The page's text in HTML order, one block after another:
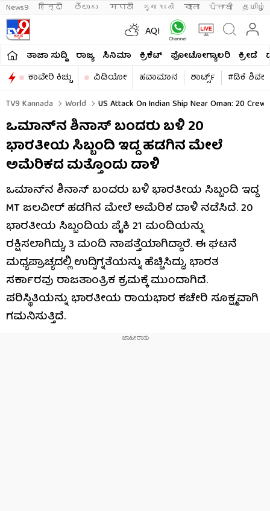
News9 हिन्दी తెలుగు मराठी ગુજરાતી বাংলা ਪੰਜਾਬੀ தமிழ்
AQI
ತಾಜಾ ಸುದ್ದಿ ರಾಜ್ಯ ಸಿನಿಮಾ ಕ್ರಿಕೆಟ್​ ಫೋಟೋಗ್ಯಾಲರಿ ಕ್ರೀಡೆ
ಕಾವೇರಿ ಕಿಚ್ಚು
ವಿಡಿಯೋ ಹವಾಮಾನ ಶಾರ್ಟ್ಸ್​
#ಡಿಕೆ
TV9 Kannada
World US Attack On Indian Ship Near Oman: 20 Crew
ಒಮಾನ್​ನ ಶಿನಾಸ್ ಬಂದರು ಬಳಿ 20
ಭಾರತೀಯ ಸಿಬ್ಬಂದಿ ಇದ್ದ ಹಡಗಿನ ಮೇಲೆ
ಅಮೆರಿಕದ ಮತ್ತೊಂದು ದಾಳಿ
ಒಮಾನ್‌ನ ಶಿನಾಸ್ ಬಂದರು ಬಳಿ ಭಾರತೀಯ ಸಿಬ್ಬಂದಿ ಇದ್ದ
MT ಜಲವೀರ್ ಹಡಗಿನ ಮೇಲೆ ಅಮೆರಿಕ ದಾಳಿ ನಡೆಸಿದೆ. 20
ಭಾರತೀಯ ಸಿಬ್ಬಂದಿಯ ಪೈಕಿ 21 ಮಂದಿಯನ್ನು
ರಕ್ಷಿಸಲಾಗಿದ್ದು, 3 ಮಂದಿ ನಾಪತ್ತೆಯಾಗಿದ್ದಾರೆ. ಈ ಘಟನೆ
ಮಧ್ಯಪ್ರಾಚ್ಯದಲ್ಲಿ ಉದ್ವಿಗ್ನತೆಯನ್ನು ಹೆಚ್ಚಿಸಿದ್ದು, ಭಾರತ
ಸರ್ಕಾರವು ರಾಜತಾಂತ್ರಿಕ ಕ್ರಮಕ್ಕೆ ಮುಂದಾಗಿದೆ.
ಪರಿಸ್ಥಿತಿಯನ್ನು ಭಾರತೀಯ ರಾಯಭಾರ ಕಚೇರಿ ಸೂಕ್ಷ್ಮವಾಗಿ
ಗಮನಿಸುತ್ತಿದೆ.